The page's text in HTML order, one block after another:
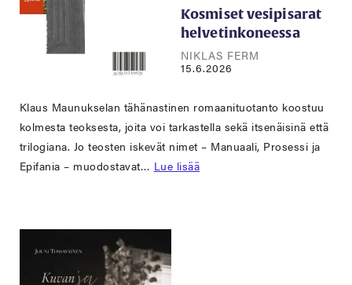
Kosmiset vesipisarat
helvetinkoneessa
NIKLAS FERM
15.6.2026
Klaus Maunukselan tähänastinen romaanituotanto koostuu
kolmesta teoksesta, joita voi tarkastella sekä itsenäisinä että
trilogiana. Jo teosten iskevät nimet – Manuaali, Prosessi ja
Epifania – muodostavat… Lue lisää